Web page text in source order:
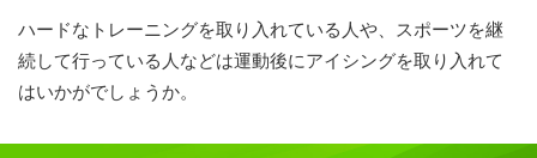
ハードなトレーニングを取り入れている人や、スポーツを継
続して行っている人などは運動後にアイシングを取り入れて
はいかがでしょうか。